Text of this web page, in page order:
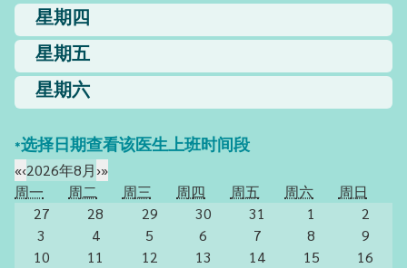
星期四
星期五
星期六
*选择日期查看该医生上班时间段
«‹2026年8月›»
周一
周二 周三 周四 周五 周六
周日
27
28 29 30 31 1
2
3
4 5 6 7 8
9
10
11 12 13 14 15
16